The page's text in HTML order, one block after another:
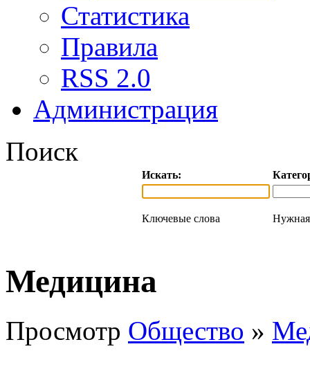
Статистика
Правила
RSS 2.0
Администрация
Поиск
Искать:
Ключевые слова Нужная
Медицина
Просмотр Общество »